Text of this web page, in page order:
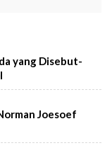
yang Disebut-
Joesoef